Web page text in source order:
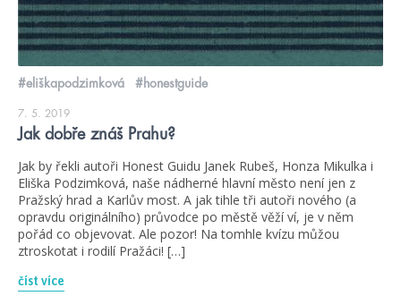
#eliškapodzimková #honestguide
7. 5. 2019
Jak dobře znáš Prahu?
Jak by řekli autoři Honest Guidu Janek Rubeš, Honza Mikulka i
Eliška Podzimková, naše nádherné hlavní město není jen z
Pražský hrad a Karlův most. A jak tihle tři autoři nového (a
opravdu originálního) průvodce po městě věží ví, je v něm
pořád co objevovat. Ale pozor! Na tomhle kvízu můžou
ztroskotat i rodilí Pražáci! […]
číst více